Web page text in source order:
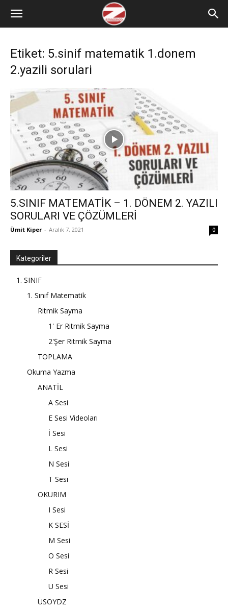
Etiket: 5.sinif matematik 1.donem
2.yazili sorulari
5.SINIF MATEMATİK – 1. DÖNEM 2. YAZILI
SORULARI VE ÇÖZÜMLERİ
Ümit Kiper - Aralık 7, 2021 0
Kategoriler
1. SINIF
1. Sınıf Matematik
Ritmik Sayma
1' Er Ritmik Sayma
2'Şer Ritmik Sayma
TOPLAMA
Okuma Yazma
ANATİL
A Sesi
E Sesi Videoları
İ Sesi
L Sesi
N Sesi
T Sesi
OKURIM
I Sesi
K SESİ
M Sesi
O Sesi
R Sesi
U Sesi
ÜSÖYDZ